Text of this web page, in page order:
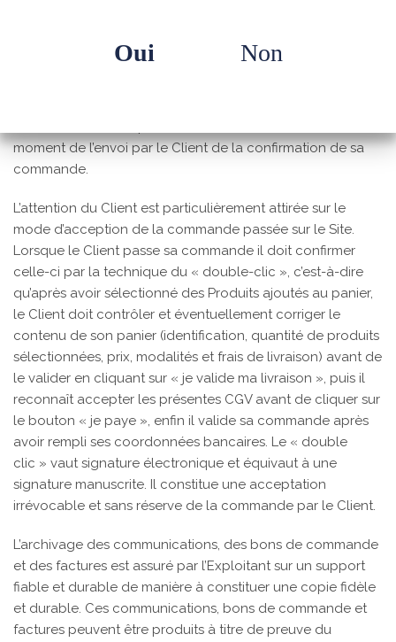
Article 7 – FORMATION DU CONTRAT
moment de l’envoi par le Client de la confirmation de sa
commande.
L’attention du Client est particulièrement attirée sur le
mode d’acception de la commande passée sur le Site.
Lorsque le Client passe sa commande il doit confirmer
celle-ci par la technique du « double-clic », c’est-à-dire
qu’après avoir sélectionné des Produits ajoutés au panier,
le Client doit contrôler et éventuellement corriger le
contenu de son panier (identification, quantité de produits
sélectionnées, prix, modalités et frais de livraison) avant de
le valider en cliquant sur « je valide ma livraison », puis il
reconnaît accepter les présentes CGV avant de cliquer sur
le bouton « je paye », enfin il valide sa commande après
avoir rempli ses coordonnées bancaires. Le « double
clic » vaut signature électronique et équivaut à une
signature manuscrite. Il constitue une acceptation
irrévocable et sans réserve de la commande par le Client.
L’archivage des communications, des bons de commande
et des factures est assuré par l’Exploitant sur un support
fiable et durable de manière à constituer une copie fidèle
et durable. Ces communications, bons de commande et
factures peuvent être produits à titre de preuve du
Oui Non